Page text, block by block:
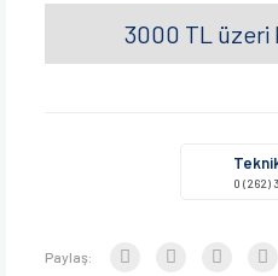
3000 TL üzeri
0 (262)
Paylaş: